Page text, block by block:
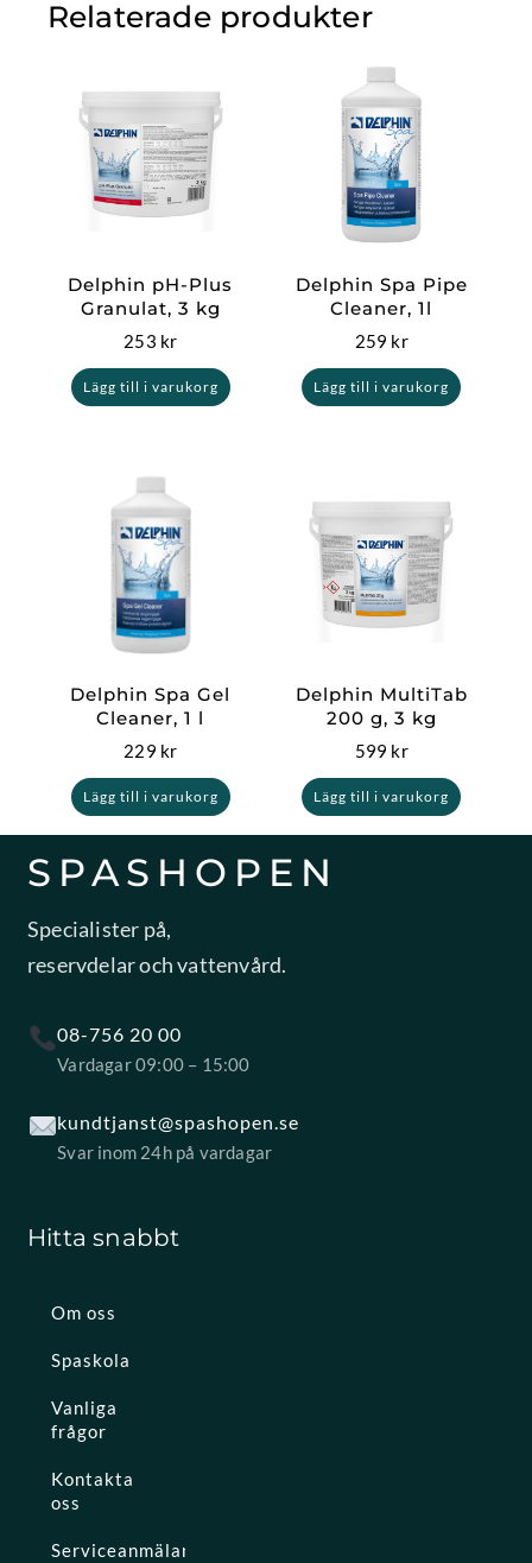
Relaterade produkter
Delphin pH-Plus
Granulat, 3 kg
253 kr
Lägg till i varukorg
Delphin Spa Pipe
Cleaner, 1l
259 kr
Lägg till i varukorg
Delphin Spa Gel
Cleaner, 1 l
229 kr
Lägg till i varukorg
Delphin MultiTab
200 g, 3 kg
599 kr
Lägg till i varukorg
SPASHOPEN
Specialister på,
reservdelar och vattenvård.
08-756 20 00
Vardagar 09:00 – 15:00
kundtjanst@spashopen.se
Svar inom 24h på vardagar
Hitta snabbt
Om oss
Spaskola
Vanliga
frågor
Kontakta
oss
Serviceanmälan